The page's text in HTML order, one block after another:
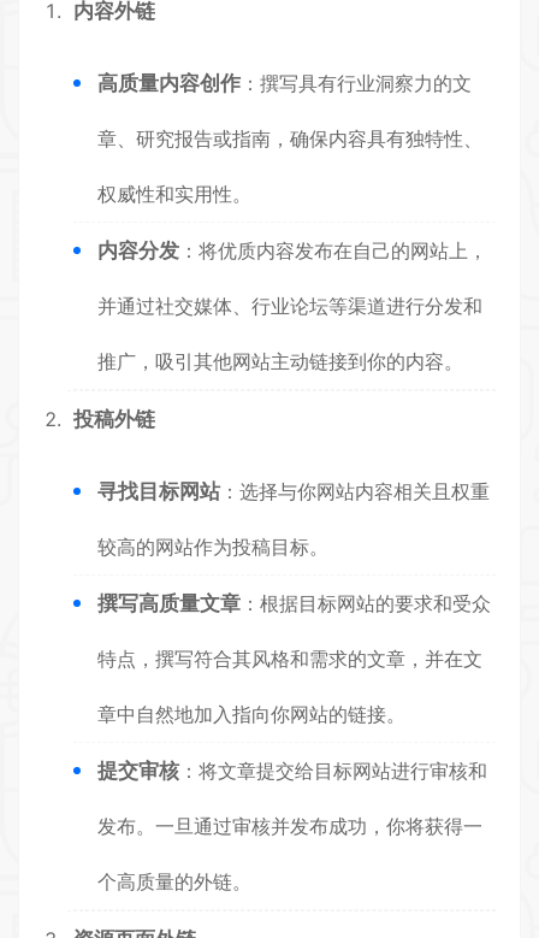
内容外链
高质量内容创作 ：撰写具有行业洞察力的文
章、研究报告或指南，确保内容具有独特性、
权威性和实用性。
内容分发 ：将优质内容发布在自己的网站上，
并通过社交媒体、行业论坛等渠道进行分发和
推广，吸引其他网站主动链接到你的内容。
投稿外链
寻找目标网站：选择与你网站内容相关且权重
较高的网站作为投稿目标。
撰写高质量文章 ：根据目标网站的要求和受众
特点，撰写符合其风格和需求的文章，并在文
章中自然地加入指向你网站的链接。
提交审核：将文章提交给目标网站进行审核和
发布。一旦通过审核并发布成功，你将获得一
个高质量的外链。